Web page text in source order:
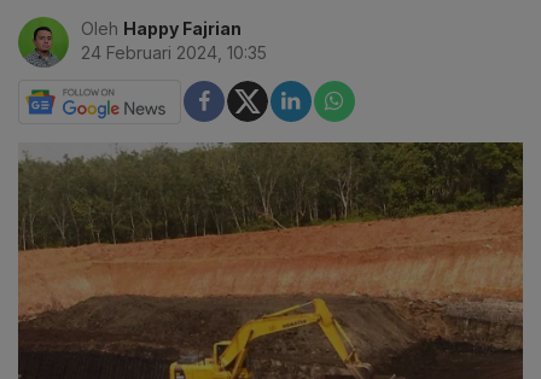
Oleh Happy Fajrian
24 Februari 2024, 10:35